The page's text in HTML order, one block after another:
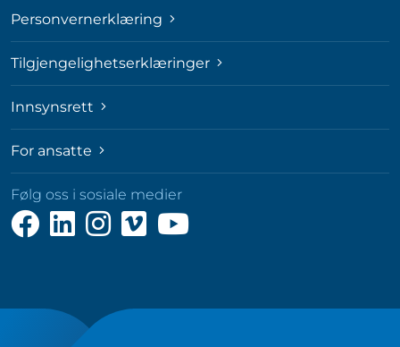
Personvernerklæring
Tilgjengelighetserklæringer
Innsynsrett
For ansatte
Følg oss i sosiale medier
Følg
oss
Følg
oss
Følg
oss
Følg
oss
Følg
oss